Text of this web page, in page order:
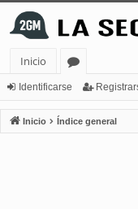
Inicio
or
os
Identificarse
Inicio Índice general